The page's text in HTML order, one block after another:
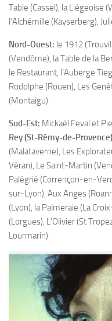
Table (Cassel), la Liégeoise
l’Alchémille (Kayserberg),
Nord-Ouest: le 1912
(Vendôme), la Table de la
le Restaurant, l’Auberge
Rodolphe (Rouen), Les
(Montaigu).
Sud-Est: Mickaël Feval et
Rey (St-Rémy-de-Provence)
(Malataverne), Les
Véran), Le Saint-Martin
Palégrié (Corrençon-en-
sur-Lyon), Aux Anges
(Lyon), la Palmeraie (La
(Lorgues), L’Olivier (St
Lourmarin).